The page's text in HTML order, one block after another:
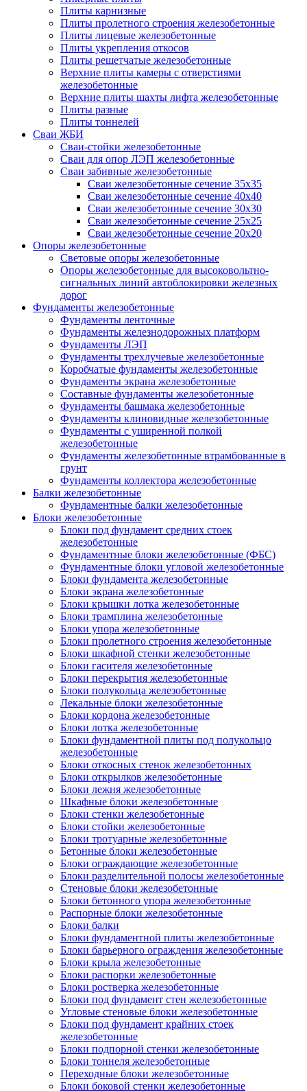
Плиты карнизные
Плиты пролетного строения железобетонные
Плиты лицевые железобетонные
Плиты укрепления откосов
Плиты решетчатые железобетонные
Верхние плиты камеры с отверстиями
железобетонные
Верхние плиты шахты лифта железобетонные
Плиты разные
Плиты тоннелей
Сваи ЖБИ
Сваи-стойки железобетонные
Сваи для опор ЛЭП железобетонные
Сваи забивные железобетонные
Сваи железобетонные сечение 35x35
Сваи железобетонные сечение 40x40
Сваи железобетонные сечение 30x30
Сваи железобетонные сечение 25x25
Сваи железобетонные сечение 20x20
Опоры железобетонные
Световые опоры железобетонные
Опоры железобетонные для высоковольтно-
сигнальных линий автоблокировки железных
дорог
Фундаменты железобетонные
Фундаменты ленточные
Фундаменты железнодорожных платформ
Фундаменты ЛЭП
Фундаменты трехлучевые железобетонные
Коробчатые фундаменты железобетонные
Фундаменты экрана железобетонные
Составные фундаменты железобетонные
Фундаменты башмака железобетонные
Фундаменты клиновидные железобетонные
Фундаменты с уширенной полкой
железобетонные
Фундаменты железобетонные втрамбованные в
грунт
Фундаменты коллектора железобетонные
Балки железобетонные
Фундаментные балки железобетонные
Блоки железобетонные
Блоки под фундамент средних стоек
железобетонные
Фундаментные блоки железобетонные (ФБС)
Фундаментные блоки угловой железобетонные
Блоки фундамента железобетонные
Блоки экрана железобетонные
Блоки крышки лотка железобетонные
Блоки трамплина железобетонные
Блоки упора железобетонные
Блоки пролетного строения железобетонные
Блоки шкафной стенки железобетонные
Блоки гасителя железобетонные
Блоки перекрытия железобетонные
Блоки полукольца железобетонные
Лекальные блоки железобетонные
Блоки кордона железобетонные
Блоки лотка железобетонные
Блоки фундаментной плиты под полукольцо
железобетонные
Блоки откосных стенок железобетонных
Блоки открылков железобетонные
Блоки лежня железобетонные
Шкафные блоки железобетонные
Блоки стенки железобетонные
Блоки стойки железобетонные
Блоки тротуарные железобетонные
Бетонные блоки железобетонные
Блоки ограждающие железобетонные
Блоки разделительной полосы железобетонные
Стеновые блоки железобетонные
Блоки бетонного упора железобетонные
Распорные блоки железобетонные
Блоки балки
Блоки фундаментной плиты железобетонные
Блоки барьерного ограждения железобетонные
Блоки крыла железобетонные
Блоки распорки железобетонные
Блоки ростверка железобетонные
Блоки под фундамент стен железобетонные
Угловые стеновые блоки железобетонные
Блоки под фундамент крайних стоек
железобетонные
Блоки подпорной стенки железобетонные
Блоки тоннеля железобетонные
Переходные блоки железобетонные
Блоки боковой стенки железобетонные